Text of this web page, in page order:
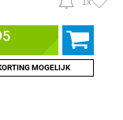
MOGELIJK